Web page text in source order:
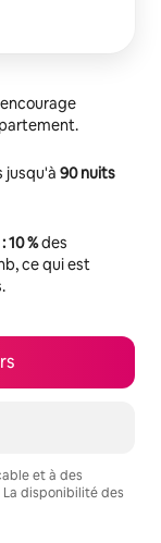
jusqu'à 90 nuits
10 %des
ce qui est
et à des
disponibilité des